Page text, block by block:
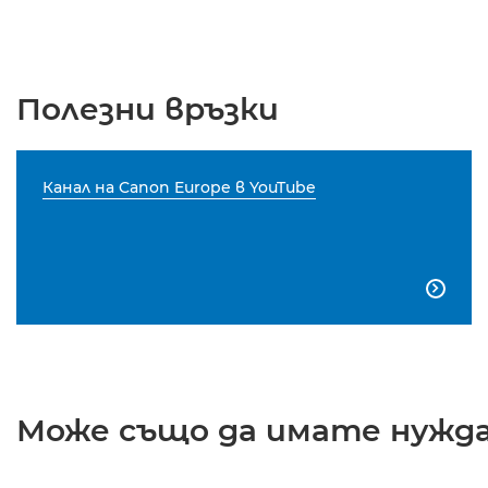
Полезни връзки
Канал на Canon Europe в YouTube

Може също да имате